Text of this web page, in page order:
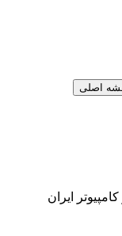
ایران